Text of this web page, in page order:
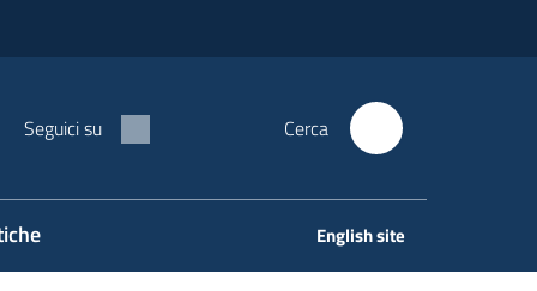
Seguici su Cerca
English site